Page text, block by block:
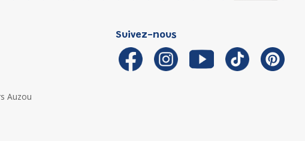
Auzou
Suivez-nous